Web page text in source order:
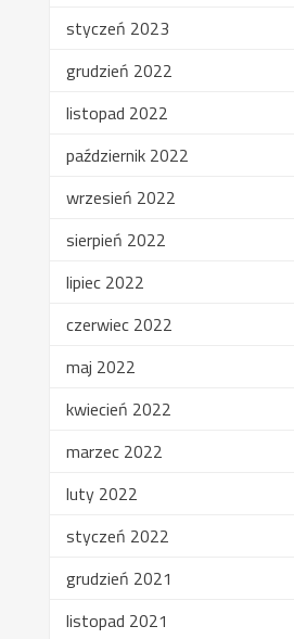
styczeń 2023
grudzień 2022
listopad 2022
październik 2022
wrzesień 2022
sierpień 2022
lipiec 2022
czerwiec 2022
maj 2022
kwiecień 2022
marzec 2022
luty 2022
styczeń 2022
grudzień 2021
listopad 2021